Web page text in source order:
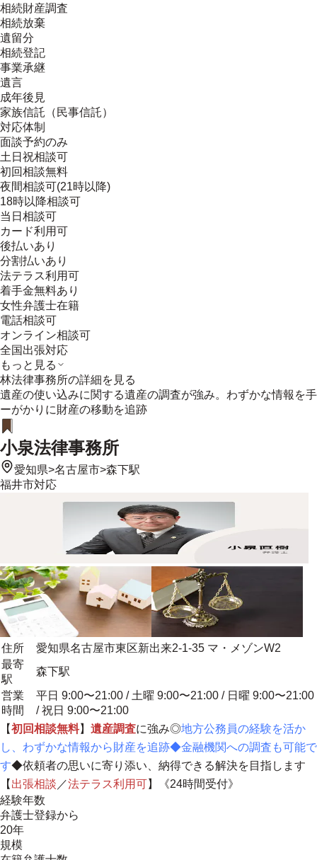
相続財産調査
相続放棄
遺留分
相続登記
事業承継
遺言
成年後見
家族信託（民事信託）
対応体制
面談予約のみ
土日祝相談可
初回相談無料
夜間相談可(21時以降)
18時以降相談可
当日相談可
カード利用可
後払いあり
分割払いあり
法テラス利用可
着手金無料あり
女性弁護士在籍
電話相談可
オンライン相談可
全国出張対応
もっと見る
林法律事務所の詳細を見る
遺産の使い込みに関する遺産の調査が強み。わずかな情報を手
ーがかりに財産の移動を追跡
小泉法律事務所
愛知県>名古屋市>森下駅
福井市対応
住所
愛知県名古屋市東区新出来2-1-35 マ・メゾンW2
最寄
駅
森下駅
営業
時間
平日 9:00〜21:00 / 土曜 9:00〜21:00 / 日曜 9:00〜21:00
/ 祝日 9:00〜21:00
【初回相談無料】 遺産調査に強み◎地方公務員の経験を活か
し、わずかな情報から財産を追跡◆金融機関への調査も可能で
す◆依頼者の思いに寄り添い、納得できる解決を目指します
【 出張相談 ／法テラス利用可】《24時間受付》
経験年数
弁護士登録から
20年
規模